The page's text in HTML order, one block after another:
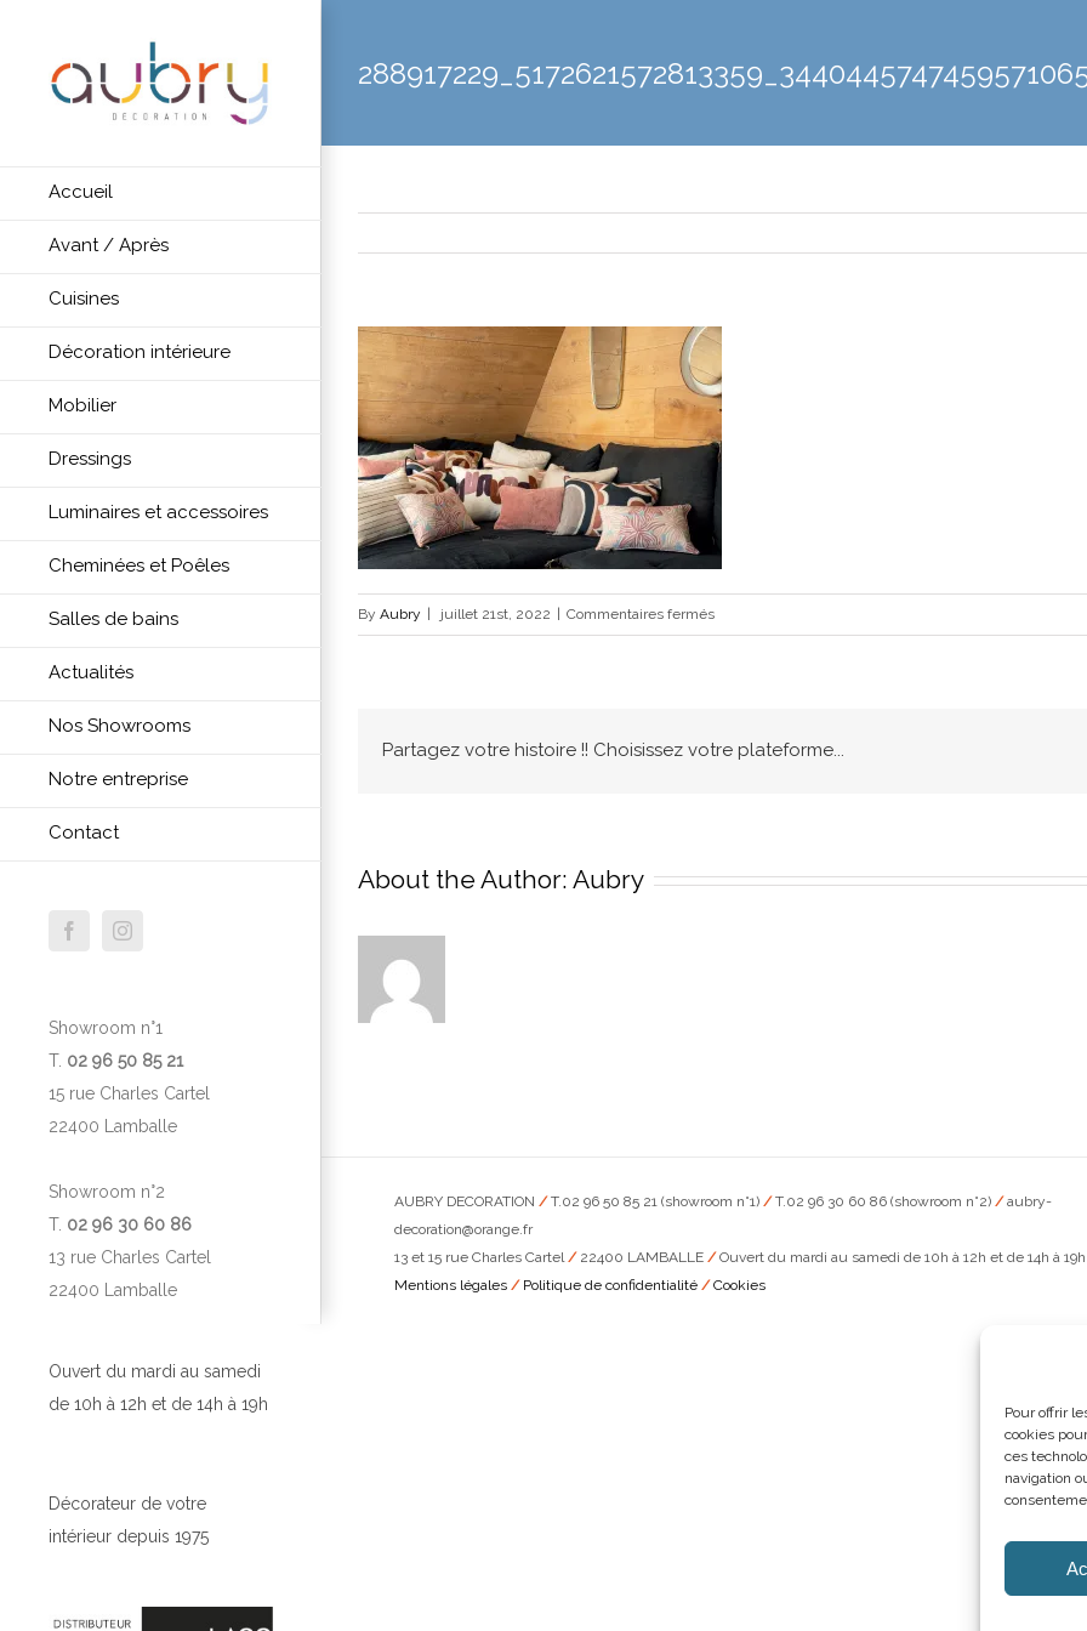
Pour offrir
cookies
ces
navigation
Accueil
Avant / Après
Cuisines
Décoration intérieure
Mobilier
Dressings
Luminaires et accessoires
Cheminées et Poêles
Salles de bains
Actualités
Nos Showrooms
Notre entreprise
Contact
FacebookInstagram
Showroom n°1
T. 02 96 50 85 21
15 rue Charles Cartel
22400 Lamballe
Showroom n°2
T. 02 96 30 60 86
13 rue Charles Cartel
22400 Lamballe
Ouvert du mardi au samedi
de 10h à 12h et de 14h à 19h
Décorateur de votre
intérieur depuis 1975
By Aubry juillet 21st, 2022 Commentaires ferméssur
288917229_5172621572813359_3440445747459571065_n
Partagez votre histoire !! Choisissez votre plateforme...
About the Author: Aubry
AUBRY DECORATION /T.02 96 50 85 21 (showroom n°1) /T.02 96 30 60 86 (showroom n°2) /aubry-
decoration@orange.fr
13 et 15 rue Charles Cartel/22400 LAMBALLE /Ouvert du mardi au samedi de 10h à 12h et de 14h à 19h
Mentions légales / Politique de confidentialité / Cookies